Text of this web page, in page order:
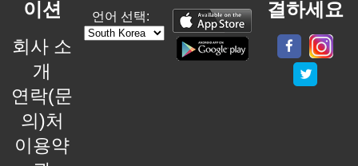
이션
회사 소
개
연락(문
의)처
이용약
언어 선택:
결하세요